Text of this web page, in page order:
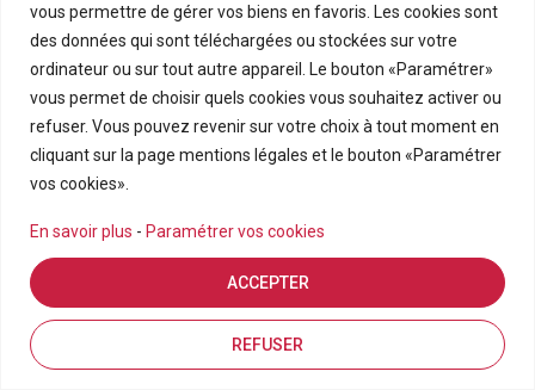
vous permettre de gérer vos biens en favoris. Les cookies sont
des données qui sont téléchargées ou stockées sur votre
ordinateur ou sur tout autre appareil. Le bouton «Paramétrer»
vous permet de choisir quels cookies vous souhaitez activer ou
refuser. Vous pouvez revenir sur votre choix à tout moment en
cliquant sur la page mentions légales et le bouton «Paramétrer
vos cookies».
En savoir plus - Paramétrer vos cookies
REFUSER
ACCEPTER
Estimation en ligne
190 000€
Appartement T3 En Rez-De-Chaussée Avec Grand
BRAS PANON
3 69.21